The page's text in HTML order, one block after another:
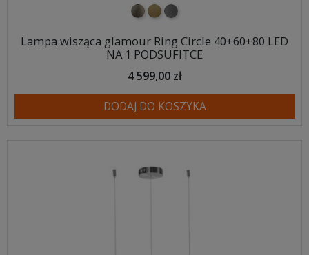
nikiel szczotkowany
mosiądz szczotkowany
tytan szczotkowany
Lampa wisząca glamour Ring Circle 40+60+80 LED
NA 1 PODSUFITCE
4 599,00 zł
DODAJ DO KOSZYKA